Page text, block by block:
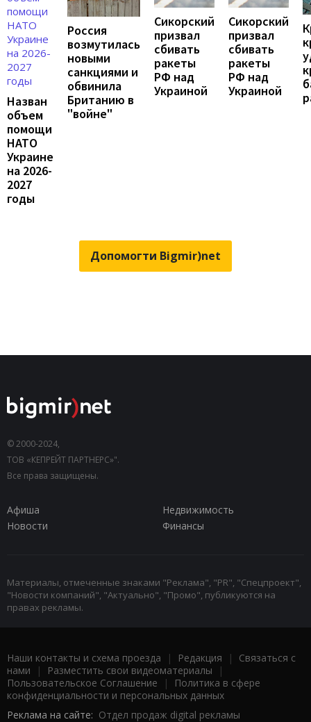
Назван
объем
помощи
НАТО
Украине
на 2026-
2027
годы
Россия
возмутилась
новыми
санкциями и
обвинила
Британию в
"войне"
Сикорский
призвал
сбивать
ракеты
РФ над
Украиной
Сикорский
призвал
сбивать
ракеты
РФ над
Украиной
Допомогти Bigmir)net
© 2000-2024,
ТОВ «КЕПРЕЙТ ПАРТНЕРС»".
Все права защищены.
Афиша
Недвижимость
Новости
Финансы
Материалы, отмеченные знаками "Реклама", "PR", "Спецпроект",
"Новости компаний", "Актуально", "Промо", публикуются на
правах рекламы.
Наши контакты и схема проезда | Редакция | Связаться с
нами | Разместить свои видеоматериалы |
Пользовательское Соглашение |
Политика в сфере
конфиденциальности и персональных данных
Реклама на сайте: Отдел продаж digital рекламы